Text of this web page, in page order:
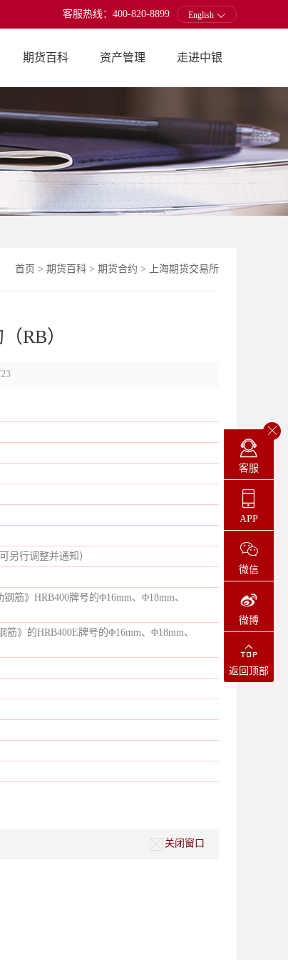
客服热线：400-820-8899 English
期货百科 资产管理 走进中银
首页 > 期货百科 > 期货合约 > 上海期货交易所
RB）
另行调整并通知）
筋》HRB400牌号的Φ16mm、Φ18mm、
》的HRB400E牌号的Φ16mm、Φ18mm、
关闭窗口
客服
APP
微信
微博
返回顶部